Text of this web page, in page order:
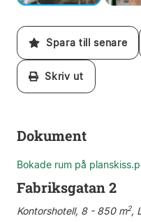
Spara till senare
Skriv ut
Dokument
Bokade rum på
Fabriksgatan 2
Kontorshotell, 8 - 850 m2,